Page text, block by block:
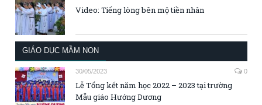
Video: Tiếng lòng bên mộ tiền nhân
GIÁO DỤC MẦM NON
30/05/2023 0
Lễ Tổng kết năm học 2022 – 2023 tại trường
Mẫu giáo Hướng Dương